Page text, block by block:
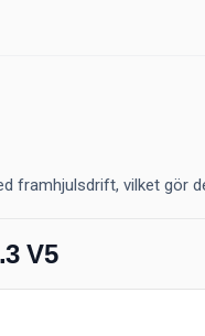
framhjulsdrift, vilket gör
V5